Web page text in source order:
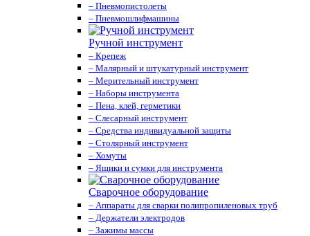
– Пневмопистолеты
– Пневмошлифмашины
Ручной инструмент
– Крепеж
– Малярный и штукатурный инструмент
– Мерительный инструмент
– Наборы инструмента
– Пена, клей, герметики
– Слесарный инструмент
– Средства индивидуальной защиты
– Столярный инструмент
– Хомуты
– Ящики и сумки для инструмента
Сварочное оборудование
– Аппараты для сварки полипропиленовых труб
– Держатели электродов
– Зажимы массы